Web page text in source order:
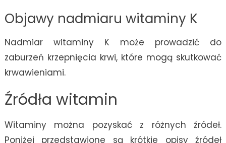
Objawy nadmiaru witaminy K
Nadmiar witaminy K może prowadzić do
zaburzeń krzepnięcia krwi, które mogą skutkować
krwawieniami.
Źródła witamin
Witaminy można pozyskać z różnych źródeł.
Poniżej przedstawione są krótkie opisy źródeł